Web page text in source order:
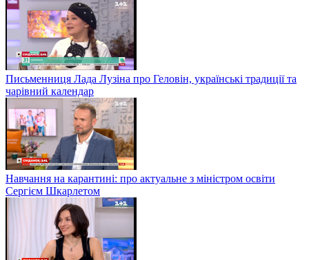
Письменниця Лада Лузіна про Геловін, українські традиції та
чарівний календар
Навчання на карантині: про актуальне з міністром освіти
Сергієм Шкарлетом